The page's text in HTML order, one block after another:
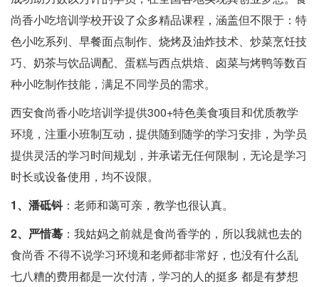
尚香小吃培训学校开设了众多精品课程，涵盖但不限于：特
色小吃系列、早餐面点制作、烧烤及油炸技术、炒菜烹饪技
巧、奶茶与饮品调配、蛋糕与西点烘焙、卤菜与烤鸭等数百
种小吃制作技能，满足不同学员的需求。
西安食尚香小吃培训学提供300+特色美食项目和优质教学
环境，注重小班制互动，提供随到随学的学习安排，为学员
提供灵活的学习时间规划，并承诺无任何限制，无论是学习
时长或设备使用，均不设限。
1、潘砥钭：老师和蔼可亲，教学也很认真。
2、严惜蓦 ：我姑妈之前就是食尚香学的，所以我就也去的
食尚香 不得不说学习环境和老师都非常好，也没有什么乱
七八糟的费用都是一次付清，学习的人的挺多 都是有梦想